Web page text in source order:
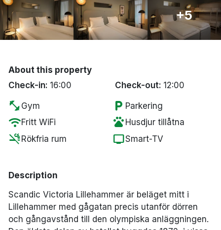
Bergen +5
About this property
Check-in: 16:00 Check-out: 12:00
fitness_center Gym local_parking Parkering
wifiFritt WiFi pets Husdjur tillåtna
smoke_free Rökfria rum tvSmart-TV
Description
Scandic Victoria Lillehammer är beläget mitt i
Lillehammer med gågatan precis utanför dörren
och gångavstånd till den olympiska anläggningen.